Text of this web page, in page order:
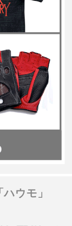
ウモ」